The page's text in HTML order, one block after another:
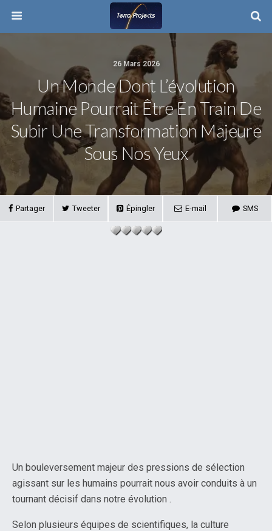
26 Mars 2026
Un Monde Dont L’évolution
Humaine Pourrait Être En Train De
Subir Une Transformation Majeure
Sous Nos Yeux
Partager Tweeter Épingler E-mail SMS
Un bouleversement majeur des pressions de sélection
agissant sur les humains pourrait nous avoir conduits à un
tournant décisif dans notre évolution .
Selon plusieurs équipes de scientifiques, la culture